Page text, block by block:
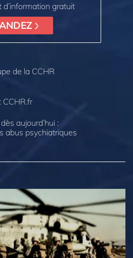
gratuit
de la CCHR
CCHR.fr
aujourd’hui :
abus psychiatriques